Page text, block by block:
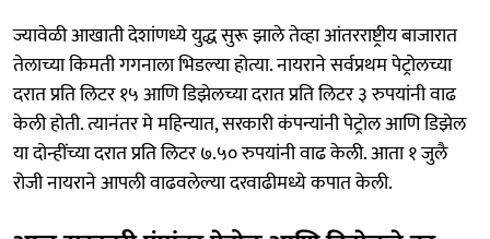
ज्यावेळी आखाती देशांणध्ये युद्ध सुरू झाले तेव्हा आंतरराष्ट्रीय बाजारात
तेलाच्या किमती गगनाला भिडल्या होत्या. नायराने सर्वप्रथम पेट्रोलच्या
दरात प्रति लिटर १५ आणि डिझेलच्या दरात प्रति लिटर ३ रुपयांनी वाढ
केली होती. त्यानंतर मे महिन्यात, सरकारी कंपन्यांनी पेट्रोल आणि डिझेल
या दोन्हींच्या दरात प्रति लिटर ७.५० रुपयांनी वाढ केली. आता १ जुलै
रोजी नायराने आपली वाढवलेल्या दरवाढीमध्ये कपात केली.